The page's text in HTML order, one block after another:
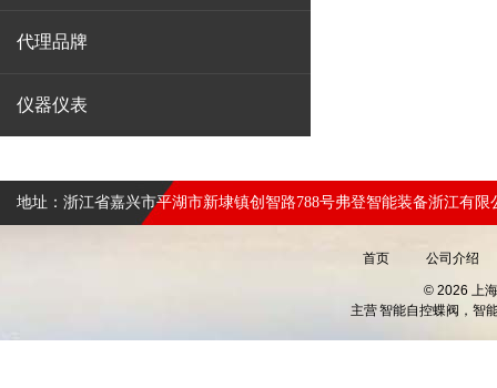
代理品牌
仪器仪表
地址：浙江省嘉兴市平湖市新埭镇创智路788号弗登智能装备浙江有限
首页 公司介绍
© 2026 上
主营智能自控蝶阀，智